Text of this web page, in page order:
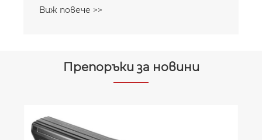
Виж повече >>
Препоръки за новини